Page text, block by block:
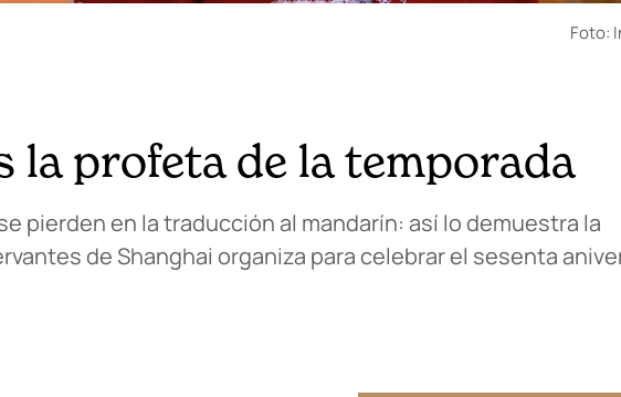
Foto:
la profeta de la temporada
pierden en la traducción al mandarín: así lo demuestra la
de Shanghai organiza para celebrar el sesenta